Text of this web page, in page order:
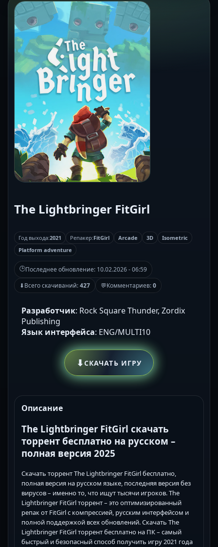
The Lightbringer FitGirl
Год выхода:2021 Репакер:FitGirl Arcade 3D
Isometric
Platform adventure
🕒Последнее обновление: 10.02.2026 - 06:59
⬇Всего скачиваний:427 💬Комментариев:0
Разработчик: Rock Square Thunder, Zordix
Publishing
Язык интерфейса: ENG/MULTI10
⬇СКАЧАТЬ ИГРУ
Описание
The Lightbringer FitGirl скачать
торрент бесплатно на русском –
полная версия 2025
Скачать торрент The Lightbringer FitGirl бесплатно,
полная версия на русском языке, последняя версия без
вирусов – именно то, что ищут тысячи игроков. The
Lightbringer FitGirl торрент – это оптимизированный
репак от FitGirl с компрессией, русским интерфейсом и
полной поддержкой всех обновлений. Скачать The
Lightbringer FitGirl торрент бесплатно на ПК – самый
быстрый и безопасный способ получить игру 2021 года